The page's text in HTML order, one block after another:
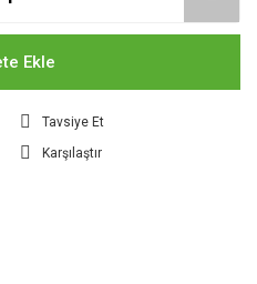
Ekle
Tavsiye Et
Karşılaştır